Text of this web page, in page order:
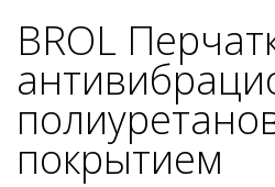
BROL
покрытием